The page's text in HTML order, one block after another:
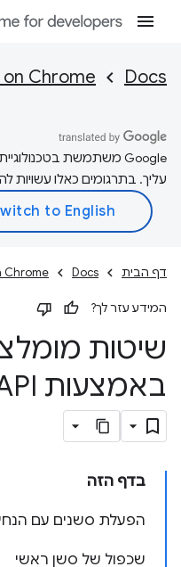
Docs
on Chrome
עליך. בתרגומים כאלו עשויות
דף הבית Docs
Chrome
המידע עזר לך?
שיטות
באמצעות Prompt API
בדף הזה
הפעלת סשנים עם
שכפול של סשן ראשי